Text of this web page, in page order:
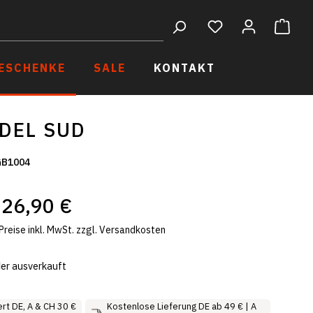
SALE KONTAKT
Hülsenfrüchte
Wein
Gewürze & Co.
SUD
26,90 €
inkl. MwSt. zzgl. Versandkosten
ausverkauft
DE, A & CH 30 €
Kostenlose Lieferung DE ab 49 € | A